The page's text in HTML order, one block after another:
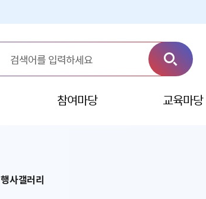
참여마당 교육마당
행사갤러리